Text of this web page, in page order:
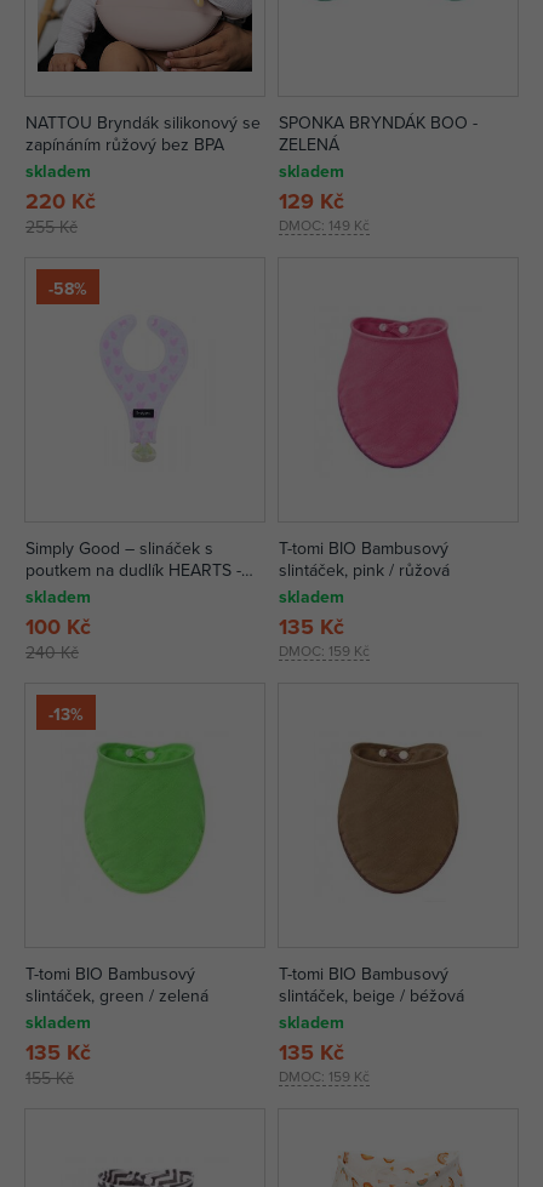
NATTOU Bryndák silikonový se
zapínáním růžový bez BPA
skladem
255 Kč
220 Kč
SPONKA BRYNDÁK BOO -
ZELENÁ
skladem
DMOC: 149 Kč
129 Kč
-58%
Simply Good – slináček s
poutkem na dudlík HEARTS -
růžová
skladem
240 Kč
100 Kč
T-tomi BIO Bambusový
slintáček, pink / růžová
skladem
DMOC: 159 Kč
135 Kč
-13%
T-tomi BIO Bambusový
slintáček, green / zelená
skladem
155 Kč
135 Kč
T-tomi BIO Bambusový
slintáček, beige / béžová
skladem
DMOC: 159 Kč
135 Kč